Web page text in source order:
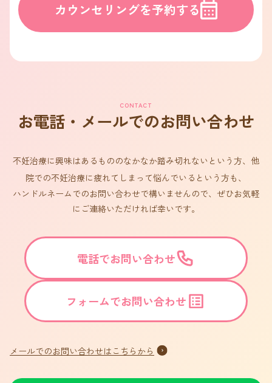
カウンセリングを予約する
CONTACT
お電話・メールでのお問い合わせ
不妊治療に興味はあるもののなかなか踏み切れないという方、他
院での不妊治療に疲れてしまって悩んでいるという方も、
ハンドルネームでのお問い合わせで構いませんので、ぜひお気軽
にご連絡いただければ幸いです。
電話でお問い合わせ
フォームでお問い合わせ
メールでのお問い合わせはこちらから